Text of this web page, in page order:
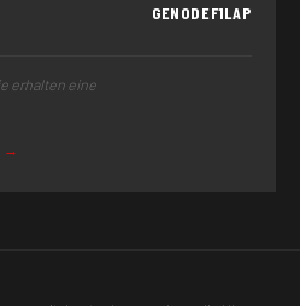
GENODEF1LAP
erhalten eine
→